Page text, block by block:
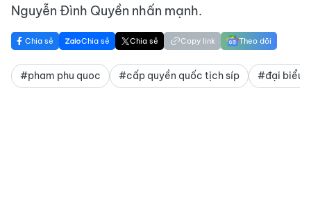
Nguyễn Đình Quyền nhấn mạnh.
Chia sẻ Chia sẻ Chia sẻ Copy link Theo dõi
#pham phu quoc #cấp quyền quốc tịch síp #đại biểu